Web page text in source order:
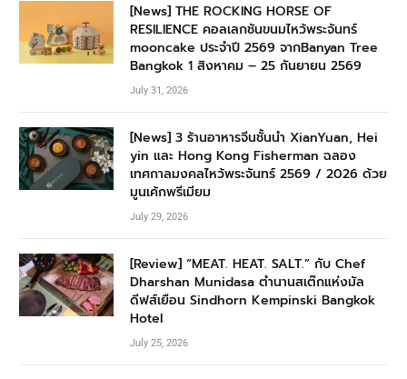
[News] THE ROCKING HORSE OF
RESILIENCE คอลเลกชันขนมไหว้พระจันทร์
mooncake ประจำปี 2569 จากBanyan Tree
Bangkok 1 สิงหาคม – 25 กันยายน 2569
July 31, 2026
[News] 3 ร้านอาหารจีนชั้นนำ XianYuan, Hei
yin และ Hong Kong Fisherman ฉลอง
เทศกาลมงคลไหว้พระจันทร์ 2569 / 2026 ด้วย
มูนเค้กพรีเมียม
July 29, 2026
[Review] “MEAT. HEAT. SALT.” กับ Chef
Dharshan Munidasa ตำนานสเต๊กแห่งมัล
ดีฟส์เยือน Sindhorn Kempinski Bangkok
Hotel
July 25, 2026